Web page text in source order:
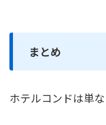
まとめ
ホテルコンドは単